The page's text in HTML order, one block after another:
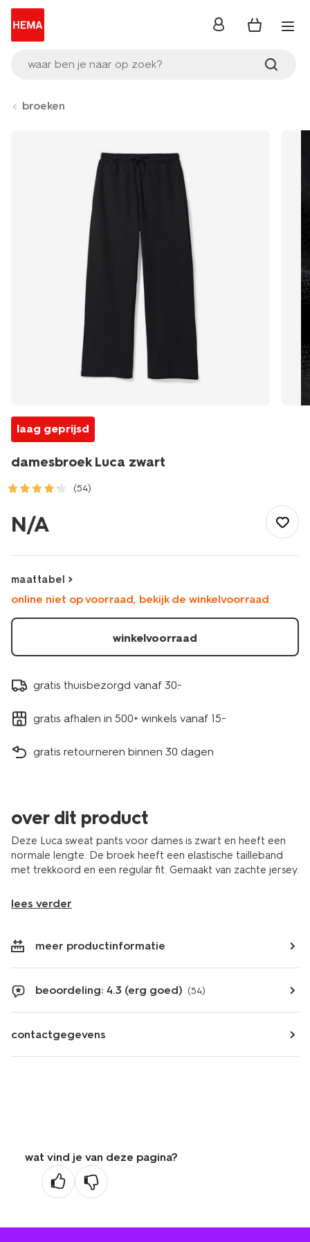
waar ben je naar op zoek?
inloggen
broeken
laag geprijsd
damesbroek Luca zwart
(54)
luca-
zwart-
N/A
maattabel
online niet op voorraad, bekijk de winkelvoorraad
winkelvoorraad
gratis thuisbezorgd vanaf 30.-
gratis afhalen in 500+ winkels vanaf 15.-
gratis retourneren binnen 30 dagen
over dit product
Deze Luca sweat pants voor dames is zwart en heeft een
normale lengte. De broek heeft een elastische tailleband
met trekkoord en een regular fit. Gemaakt van zachte jersey.
lees verder
meer productinformatie
beoordeling: 4.3 (erg goed) (54)
contactgegevens
wat vind je van deze pagina?